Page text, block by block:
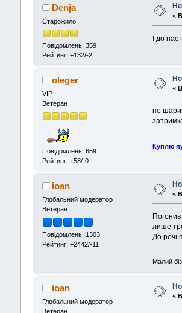
Denja
Старожило
Повідомлень: 359
Рейтинг: +132/-2
«
І до
oleger
VIP
Ветеран
Повідомлень: 659
Рейтинг: +58/-0
«
по
Куплю
ioan
Глобальний модератор
Ветеран
Повідомлень: 1303
Рейтинг: +2442/-11
«
лише
До речі
Малий
ioan
Глобальний модератор
Ветеран
«